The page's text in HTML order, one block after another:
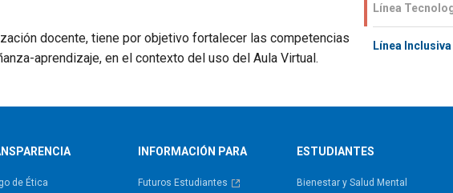
docente, tiene por objetivo fortalecer las competencias
aprendizaje, en el contexto del uso del Aula Virtual.
Línea
Línea Inclusiva
de Ética
INFORMACIÓN PARA
Futuros Estudiantes
ESTUDIANTES
Bienestar y Salud Mental